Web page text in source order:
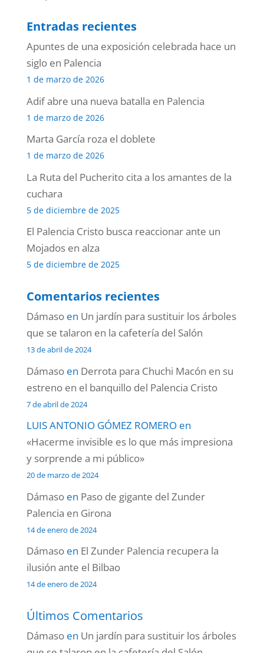
Entradas recientes
Apuntes de una exposición celebrada hace un
siglo en Palencia
1 de marzo de 2026
Adif abre una nueva batalla en Palencia
1 de marzo de 2026
Marta García roza el doblete
1 de marzo de 2026
La Ruta del Pucherito cita a los amantes de la
cuchara
5 de diciembre de 2025
El Palencia Cristo busca reaccionar ante un
Mojados en alza
5 de diciembre de 2025
Comentarios recientes
Dámasoen Un jardín para sustituir los árboles
que se talaron en la cafetería del Salón
13 de abril de 2024
Dámasoen Derrota para Chuchi Macón en su
estreno en el banquillo del Palencia Cristo
7 de abril de 2024
LUIS ANTONIO GÓMEZ ROMEROen
«Hacerme invisible es lo que más impresiona
y sorprende a mi público»
20 de marzo de 2024
Dámasoen Paso de gigante del Zunder
Palencia en Girona
14 de enero de 2024
Dámasoen El Zunder Palencia recupera la
ilusión ante el Bilbao
14 de enero de 2024
Últimos Comentarios
Dámasoen Un jardín para sustituir los árboles